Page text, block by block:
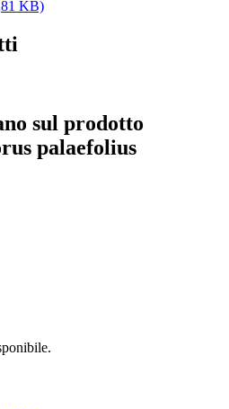
KB)
sul prodotto
palaefolius